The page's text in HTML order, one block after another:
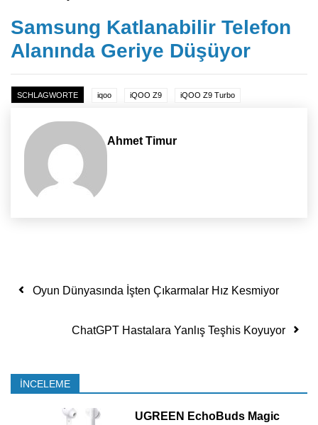
Samsung Katlanabilir Telefon
Alanında Geriye Düşüyor
SCHLAGWORTE iqoo iQOO Z9 iQOO Z9 Turbo
Ahmet Timur
Yazı dolaşımı
Oyun Dünyasında İşten Çıkarmalar Hız Kesmiyor
ChatGPT Hastalara Yanlış Teşhis Koyuyor
İNCELEME
UGREEN EchoBuds Magic